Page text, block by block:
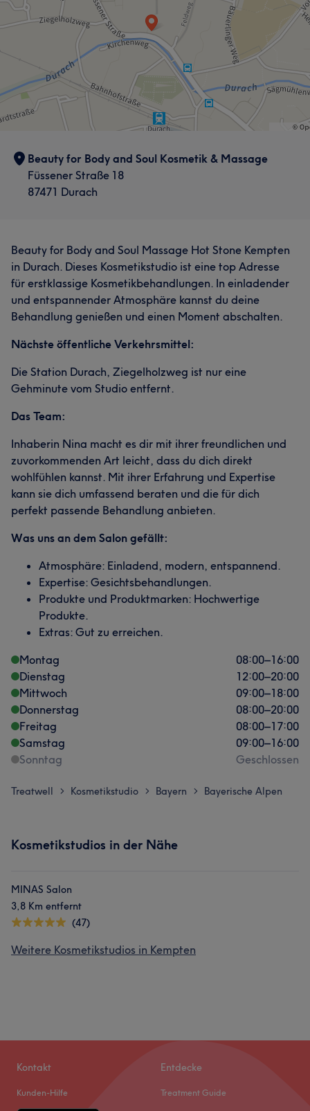
Beauty for Body and Soul Kosmetik & Massage
Füssener Straße 18
87471 Durach
Beauty for Body and Soul Massage Hot Stone Kempten
in Durach. Dieses Kosmetikstudio ist eine top Adresse
für erstklassige Kosmetikbehandlungen. In einladender
und entspannender Atmosphäre kannst du deine
Behandlung genießen und einen Moment abschalten.
Nächste öffentliche Verkehrsmittel:
Die Station Durach, Ziegelholzweg ist nur eine
Gehminute vom Studio entfernt.
Das Team:
Inhaberin Nina macht es dir mit ihrer freundlichen und
zuvorkommenden Art leicht, dass du dich direkt
wohlfühlen kannst. Mit ihrer Erfahrung und Expertise
kann sie dich umfassend beraten und die für dich
perfekt passende Behandlung anbieten.
Was uns an dem Salon gefällt:
Atmosphäre: Einladend, modern, entspannend.
Expertise: Gesichtsbehandlungen.
Produkte und Produktmarken: Hochwertige
Produkte.
Extras: Gut zu erreichen.
Montag
08:00–16:00
Dienstag
12:00–20:00
Mittwoch
09:00–18:00
Donnerstag
08:00–20:00
Freitag
08:00–17:00
Samstag
09:00–16:00
Sonntag
Geschlossen
Treatwell > Kosmetikstudio > Bayern > Bayerische Alpen
Kosmetikstudios in der Nähe
MINAS Salon
3,8 Km entfernt
(47)
Weitere Kosmetikstudios in Kempten
Kontakt
Kunden-Hilfe
Entdecke
Treatment Guide